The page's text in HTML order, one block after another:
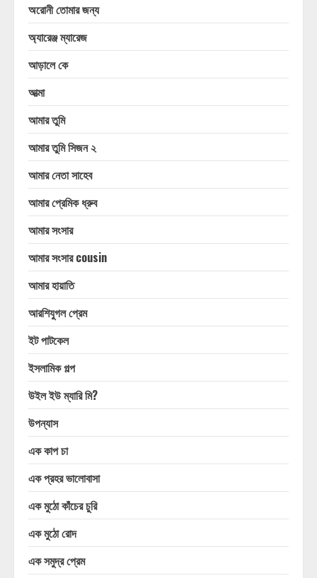
অরোনী তোমার জন্য
অ্যারেঞ্জ ম্যারেজ
আড়ালে কে
আত্মা
আমার তুমি
আমার তুমি সিজন ২
আমার নেতা সাহেব
আমার প্রেমিক ধ্রুব
আমার সংসার
আমার সংসার cousin
আমার হায়াতি
আরশিযুগল প্রেম
ইট পাটকেল
ইসলামিক গল্প
উইল ইউ ম্যারি মি?
উপন্যাস
এক কাপ চা
এক প্রহর ভালোবাসা
এক মুঠো কাঁচের চুরি
এক মুঠো রোদ
এক সমুদ্র প্রেম